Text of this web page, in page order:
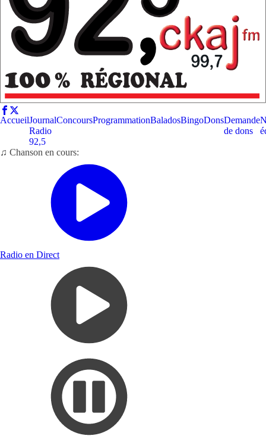
AccueilJournal
Radio
92,5
ConcoursProgrammationBaladosBingoDonsDemande
de dons
♫ Chanson en cours:
Radio en Direct